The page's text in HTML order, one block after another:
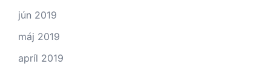
jún 2019
máj 2019
apríl 2019